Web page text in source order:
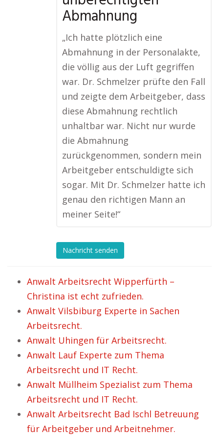
Abmahnung
„Ich hatte plötzlich eine
Abmahnung in der Personalakte,
die völlig aus der Luft gegriffen
war. Dr. Schmelzer prüfte den Fall
und zeigte dem Arbeitgeber, dass
diese Abmahnung rechtlich
unhaltbar war. Nicht nur wurde
die Abmahnung
zurückgenommen, sondern mein
Arbeitgeber entschuldigte sich
sogar. Mit Dr. Schmelzer hatte ich
genau den richtigen Mann an
meiner Seite!“
Nachricht senden
Anwalt Arbeitsrecht Wipperfürth –
Christina ist echt zufrieden.
Anwalt Vilsbiburg Experte in Sachen
Arbeitsrecht.
Anwalt Uhingen für Arbeitsrecht.
Anwalt Lauf Experte zum Thema
Arbeitsrecht und IT Recht.
Anwalt Müllheim Spezialist zum Thema
Arbeitsrecht und IT Recht.
Anwalt Arbeitsrecht Bad Ischl Betreuung
für Arbeitgeber und Arbeitnehmer.